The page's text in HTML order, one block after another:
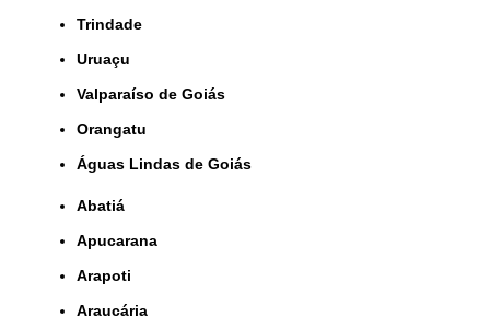
Trindade
Uruaçu
Valparaíso de Goiás
orangatu
Águas Lindas de Goiás
Abatiá
Apucarana
Arapoti
Araucária